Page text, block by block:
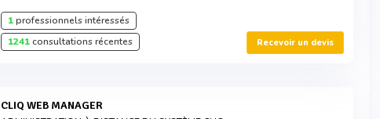
1professionnels intéressés
1241consultations récentes Recevoir un devis
CLIQ WEB MANAGER